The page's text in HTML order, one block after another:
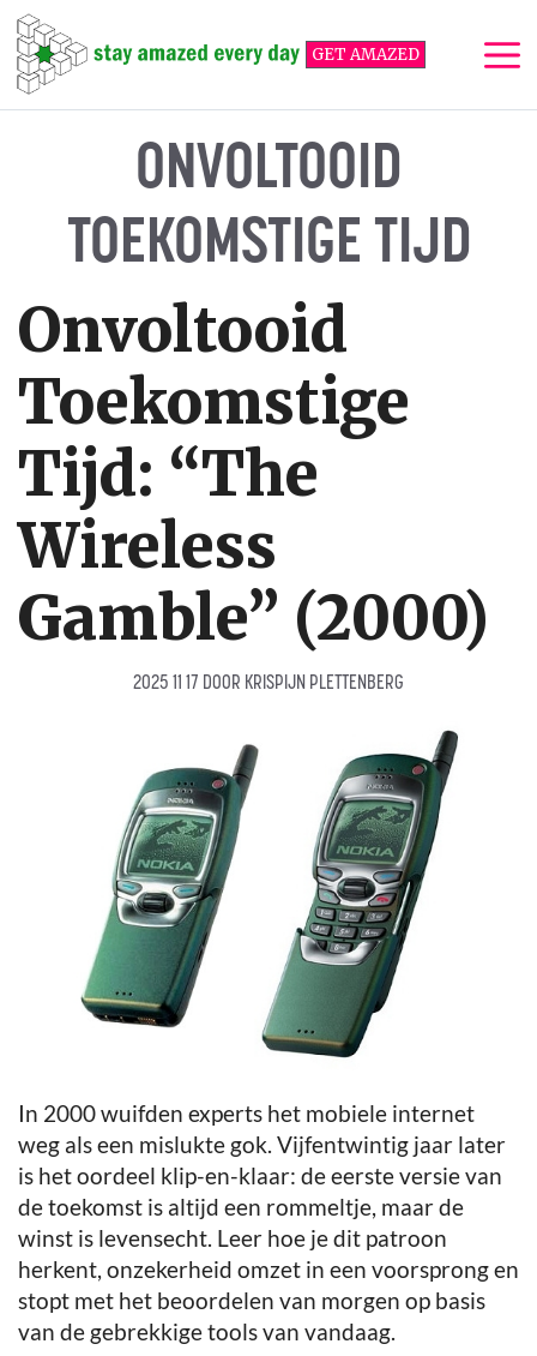
Ga
naar
de
inhoud
GET AMAZED
ONVOLTOOID
TOEKOMSTIGE TIJD
Onvoltooid
Toekomstige
Tijd: “The
Wireless
Gamble” (2000)
2025 11 17 DOOR KRISPIJN PLETTENBERG
In 2000 wuifden experts het mobiele internet
weg als een mislukte gok. Vijfentwintig jaar later
is het oordeel klip-en-klaar: de eerste versie van
de toekomst is altijd een rommeltje, maar de
winst is levensecht. Leer hoe je dit patroon
herkent, onzekerheid omzet in een voorsprong en
stopt met het beoordelen van morgen op basis
van de gebrekkige tools van vandaag.